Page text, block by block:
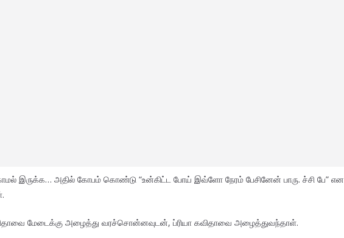
இருக்க… அதில் கோபம் கொண்டு “உன்கிட்ட போய் இவ்ளோ நேரம் பேசினேன் பாரு. ச்சி பே” என
மேடைக்கு அழைத்து வரச்சொன்னவுடன், ப்ரியா கவிதாவை அழைத்துவந்தாள்.